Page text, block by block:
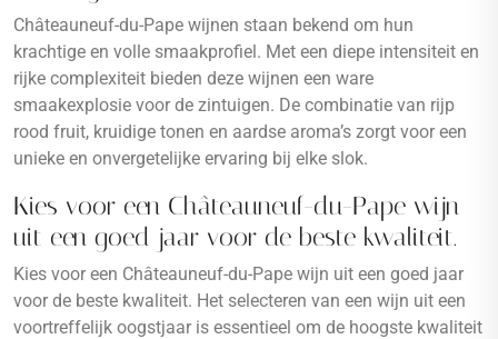
Châteauneuf-du-Pape wijnen staan bekend om hun
krachtige en volle smaakprofiel. Met een diepe intensiteit en
rijke complexiteit bieden deze wijnen een ware
smaakexplosie voor de zintuigen. De combinatie van rijp
rood fruit, kruidige tonen en aardse aroma’s zorgt voor een
unieke en onvergetelijke ervaring bij elke slok.
Kies voor een Châteauneuf-du-Pape wijn
uit een goed jaar voor de beste kwaliteit.
Kies voor een Châteauneuf-du-Pape wijn uit een goed jaar
voor de beste kwaliteit. Het selecteren van een wijn uit een
voortreffelijk oogstjaar is essentieel om de hoogste kwaliteit